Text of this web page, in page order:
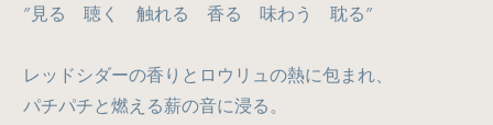
”見る 聴く 触れる 香る 味わう 耽る”
レッドシダーの香りとロウリュの熱に包まれ、
パチパチと燃える薪の音に浸る。